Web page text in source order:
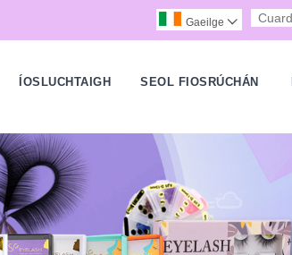
Gaeilge 
ÍOSLUCHTAIGH SEOL FIOSRÚCHÁN